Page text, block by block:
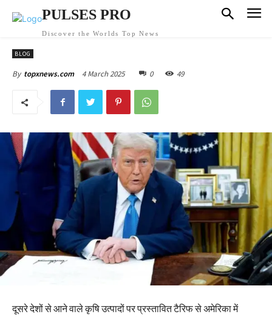
PULSES PRO
Discover the Worlds Top News
BLOG
By topxnews.com 4 March 2025 0 49
दूसरे देशों से आने वाले कृषि उत्पादों पर प्रस्तावित टैरिफ से अमेरिका में